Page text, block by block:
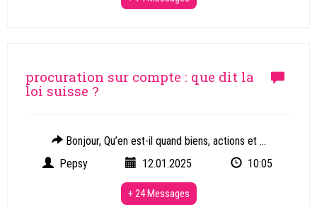
procuration sur compte : que dit la
loi suisse ?
Bonjour, Qu’en est-il quand biens, actions et ...
Pepsy
12.01.2025 10:05
+ 24 Messages